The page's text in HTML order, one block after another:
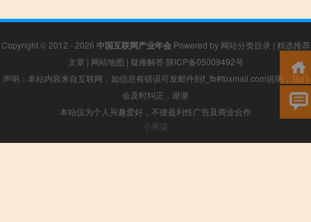
Copyright © 2012 - 2026 中国互联网产业年会Powered by 网站分类目录 | 精选推荐
文章 | 网站地图 | 疑难解答 陕ICP备05009492号
声明：本站内容来自互联网，如信息有错误可发邮件到f_fb#foxmail.com说明，我们
会及时纠正，谢谢
本站仅为个人兴趣爱好，不接盈利性广告及商业合作
小男孩